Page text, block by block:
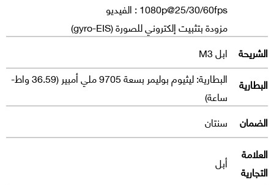
مزودة بتثبيت إلكتروني للصورة (gyro-EIS)
الشريحة
ابل M3
البطارية
البطارية: ليثيوم بوليمر بسعة 9705 ملي أمبير (36.59 واط-
ساعة)
الضمان
سنتان
العلامة
التجارية
أبل